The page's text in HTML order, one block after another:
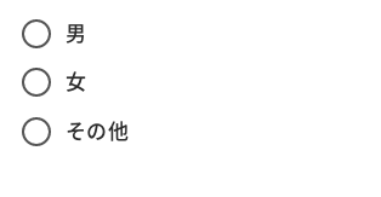
男
女
その他